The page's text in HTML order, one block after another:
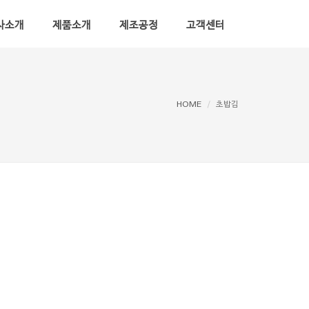
소개 제품소개 제조공정 고객센터
HOME 초밥김